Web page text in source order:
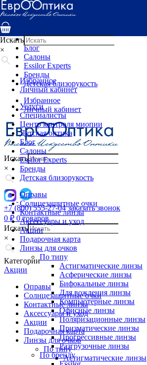
Услуги
Специалисты
Детская оптика
Блог
Салоны
Essilor Experts
Бренды
Детская близорукость
Избранное
Личный кабинет
Искать
×
+7 (800) 555-27-04 заказать звонок
0 ₽ 0 товаров
Искать
×
Категории
Акции
Оправы
Солнцезащитные очки
Контактные линзы
Аксессуары и уход
Акции
Подарочная карта
Линзы для очков
По типу
Астигматические линзы
Искать
×
Избранное
Личный кабинет
Услуги
Специалисты
Центр контроля миопии
Детская оптика
Блог
Салоны
Essilor Experts
Бренды
Детская близорукость
Оправы
Солнцезащитные очки
Контактные линзы
Аксессуары и уход
Акции
Подарочная карта
Линзы для очков
По типу
Астигматические линзы
Асферические линзы
Бифокальные линзы
Для вождения линзы
Компьютерные линзы
Офисные линзы
Поляризационные линзы
Призматические линзы
Прогрессивные линзы
Разгрузочные линзы
По бренду